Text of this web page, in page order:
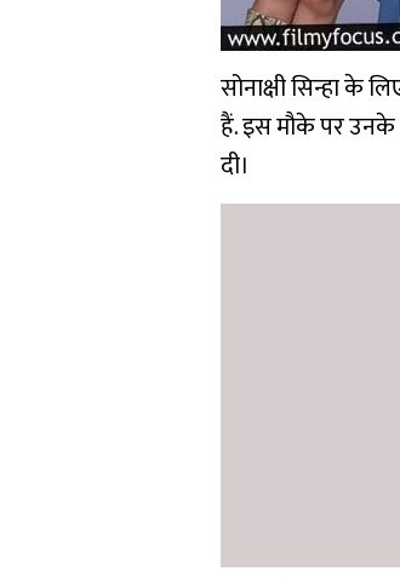
सोनाक्षी सिन्हा के
हैं. इस मौके पर उनके
दी।